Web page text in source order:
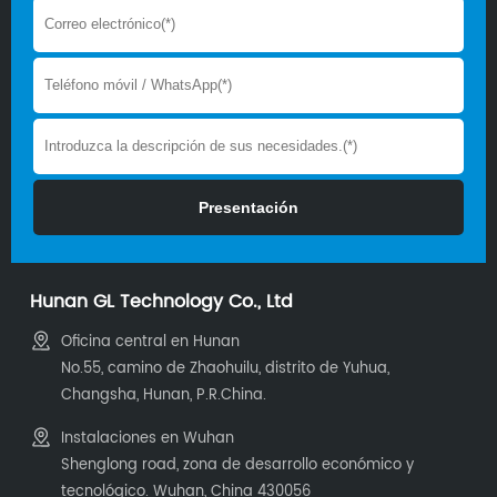
Hunan GL Technology Co., Ltd
Oficina central en Hunan
No.55, camino de Zhaohuilu, distrito de Yuhua,
Changsha, Hunan, P.R.China.
Instalaciones en Wuhan
Shenglong road, zona de desarrollo económico y
tecnológico. Wuhan, China 430056